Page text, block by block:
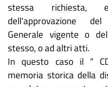
stessa richiesta,
dell'approvazione
Generale vigente o
stesso, o ad altri atti.
In questo caso il “
memoria storica della